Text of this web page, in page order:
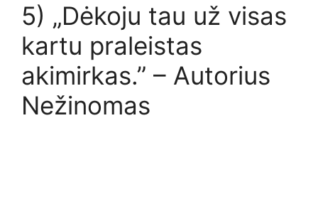
5) „Dėkoju tau už visas
kartu praleistas
akimirkas.” – Autorius
Nežinomas